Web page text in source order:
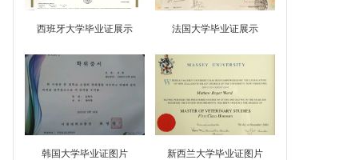
西班牙大学毕业证展示 法国大学毕业证展示
韩国大学毕业证图片 新西兰大学毕业证图片